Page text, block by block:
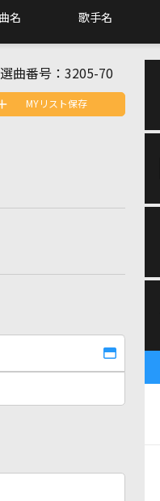
曲名 歌手名
選曲番号： 3205-70
MYリスト保存